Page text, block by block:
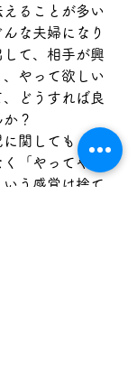
ることが多い
な夫婦になり
て、相手が興
やって欲しい
どうすれば良
？
関しても「や
「やってやっ
う感覚は捨て